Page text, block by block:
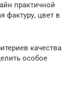
практичной
фактуру, цвет в
качества
особое